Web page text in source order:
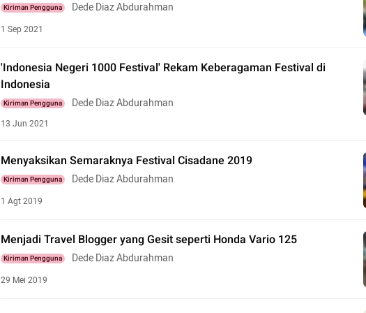
Kiriman Pengguna Dede Diaz Abdurahman
1 Sep 2021
'Indonesia Negeri 1000 Festival' Rekam Keberagaman Festival di
Indonesia
Kiriman Pengguna Dede Diaz Abdurahman
13 Jun 2021
Menyaksikan Semaraknya Festival Cisadane 2019
Kiriman Pengguna Dede Diaz Abdurahman
1 Agt 2019
Menjadi Travel Blogger yang Gesit seperti Honda Vario 125
Kiriman Pengguna Dede Diaz Abdurahman
29 Mei 2019